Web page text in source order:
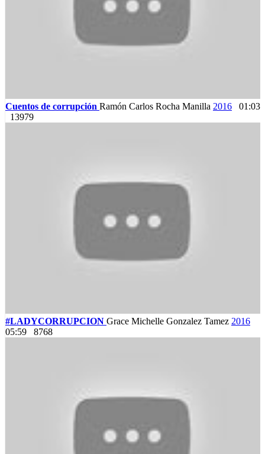
Cuentos de corrupción Ramón Carlos Rocha Manilla 2016
01:03
13979
#LADYCORRUPCION Grace Michelle Gonzalez Tamez 2016
05:59
8768